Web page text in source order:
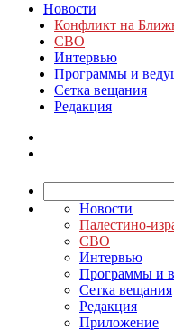
Новости
Конфликт на
СВО
Интервью
Программы и
Сетка вещания
Редакция
Новости
Палестино-
СВО
Интервью
Программы и
Сетка вещания
Редакция
Приложение